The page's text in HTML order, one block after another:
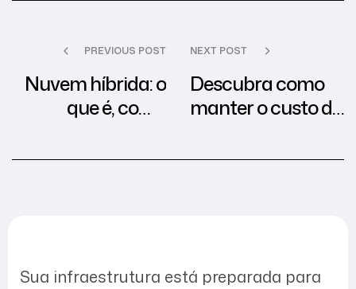
PREVIOUS POST
Nuvem híbrida: o
que é, como
vantagens
NEXT POST
Descubra como
manter o custo da
Sua infraestrutura está preparada para